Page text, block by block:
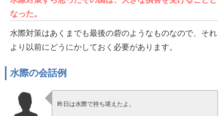
なった。
水際対策はあくまでも最後の砦のようなものなので、それ
より以前にどうにかしておく必要があります。
水際の会話例
昨日は水際で持ち堪えたよ。